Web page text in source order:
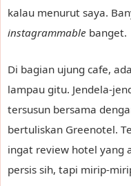
kalau menurut saya.
instagrammable banget.
Di bagian ujung cafe,
lampau gitu. Jendela-
tersusun bersama
bertuliskan Greenotel.
ingat review hotel yang
persis sih, tapi mirip-